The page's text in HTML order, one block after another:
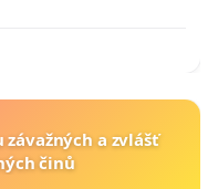
a zvlášť
činů